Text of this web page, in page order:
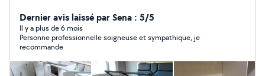
portes. -parquet et carrelage. -conseils en architecture
d'intérieure ( agencement, aménagement...). -
intervention sur les petits soucis d'un espace de vie (
petites électricité et plomberie, fixer des objets aux
murs : cadres ,triangles ...).
Dernier avis laissé par Sena : 5/5
Il y a plus de 6 mois
Personne professionnelle soigneuse et sympathique, je
recommande